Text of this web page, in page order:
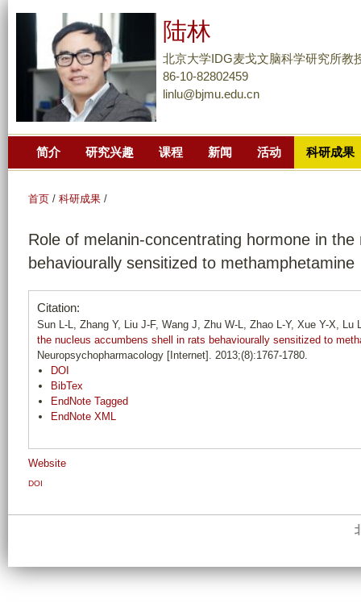
到
主
要
分
陆林
北京大学IDG麦戈文脑科学研究所教
86-10-82802459
linlu@bjmu.edu.cn
简介 研究兴趣 课程 新闻 活动 科研成果
首页 / 科研成果 /
Role of melanin-concentrating hormone in
behaviourally sensitized to methamphetamine
Citation:
Sun L-L, Zhang Y, Liu J-F, Wang J, Zhu W-L, Zhao L-Y, Xue Y-X,
the nucleus accumbens shell in rats behaviourally sensitized to
Neuropsychopharmacology [Internet]. 2013;(8):1767-1780.
DOI
BibTex
EndNote Tagged
EndNote XML
Website
DOI